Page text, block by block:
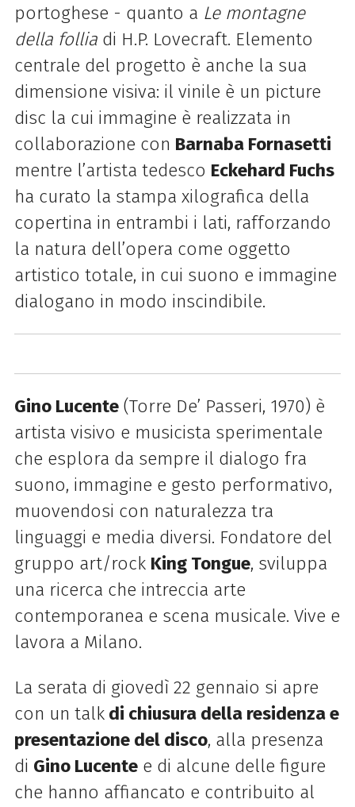
portoghese - quanto a Le montagne
della follia di H.P. Lovecraft. Elemento
centrale del progetto è anche la sua
dimensione visiva: il vinile è un picture
disc la cui immagine è realizzata in
collaborazione con Barnaba Fornasetti
mentre l’artista tedesco Eckehard Fuchs
ha curato la stampa xilografica della
copertina in entrambi i lati, rafforzando
la natura dell’opera come oggetto
artistico totale, in cui suono e immagine
dialogano in modo inscindibile.
Gino Lucente(Torre De’ Passeri, 1970) è
artista visivo e musicista sperimentale
che esplora da sempre il dialogo fra
suono, immagine e gesto performativo,
muovendosi con naturalezza tra
linguaggi e media diversi. Fondatore del
gruppo art/rock King Tongue, sviluppa
una ricerca che intreccia arte
contemporanea e scena musicale. Vive e
lavora a Milano.
La serata di giovedì 22 gennaio si apre
con un talkdi chiusura della residenza e
presentazione del disco, alla presenza
di Gino Lucentee di alcune delle figure
che hanno affiancato e contribuito al